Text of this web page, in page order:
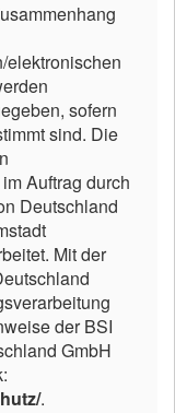
elektronischen
sofern
sind. Die
Auftrag durch
Deutschland
Mit der
der BSI
GmbH
.